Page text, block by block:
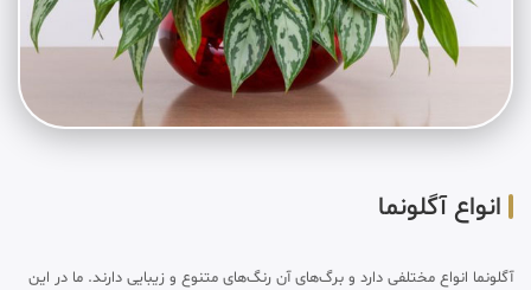
انواع آگلونما
آگلونما انواع مختلفی دارد و برگ‌های آن رنگ‌های متنوع و زیبایی دارند. ما در این